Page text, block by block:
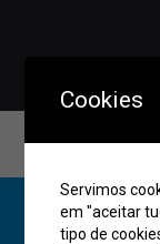
Cookies
Servimos
em "aceitar
tipo de